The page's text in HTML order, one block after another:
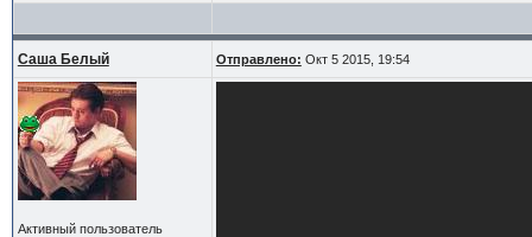
Саша Белый Отправлено: Окт 5 2015, 19:54
Активный пользователь